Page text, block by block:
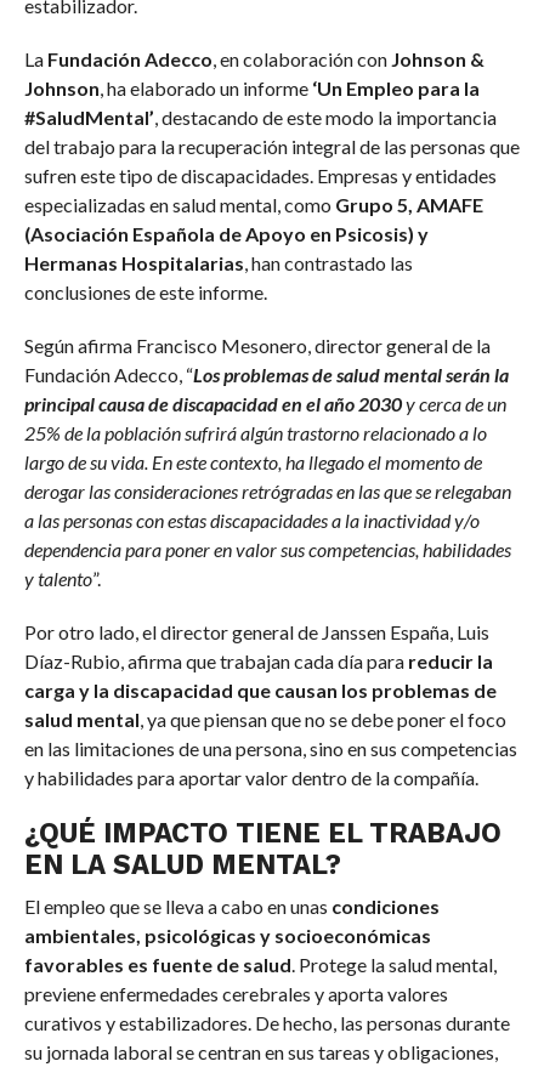
estabilizador.
La Fundación Adecco , en colaboración con Johnson &
Johnson , ha elaborado un informe ‘Un Empleo para la
#SaludMental’ , destacando de este modo la importancia
del trabajo para la recuperación integral de las personas que
sufren este tipo de discapacidades. Empresas y entidades
especializadas en salud mental, como Grupo 5, AMAFE
(Asociación Española de Apoyo en Psicosis) y
Hermanas Hospitalarias , han contrastado las
conclusiones de este informe.
Según afirma Francisco Mesonero, director general de la
Fundación Adecco, “Los problemas de salud mental serán la
principal causa de discapacidad en el año 2030y cerca de un
25% de la población sufrirá algún trastorno relacionado a lo
largo de su vida. En este contexto, ha llegado el momento de
derogar las consideraciones retrógradas en las que se relegaban
a las personas con estas discapacidades a la inactividad y/o
dependencia para poner en valor sus competencias, habilidades
y talento”.
Por otro lado, el director general de Janssen España, Luis
Díaz-Rubio, afirma que trabajan cada día para reducir la
carga y la discapacidad que causan los problemas de
salud mental , ya que piensan que no se debe poner el foco
en las limitaciones de una persona, sino en sus competencias
y habilidades para aportar valor dentro de la compañía.
¿QUÉ IMPACTO TIENE EL TRABAJO
EN LA SALUD MENTAL?
El empleo que se lleva a cabo en unas condiciones
ambientales, psicológicas y socioeconómicas
favorables es fuente de salud . Protege la salud mental,
previene enfermedades cerebrales y aporta valores
curativos y estabilizadores. De hecho, las personas durante
su jornada laboral se centran en sus tareas y obligaciones,